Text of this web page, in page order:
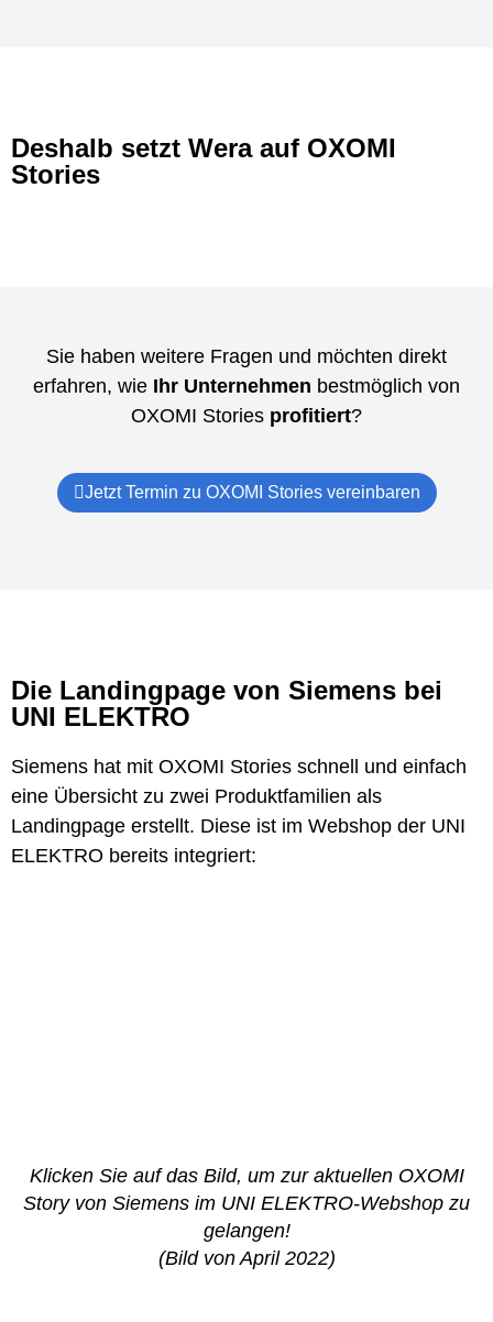
Deshalb setzt Wera auf OXOMI
Stories
Sie haben weitere Fragen und möchten direkt
erfahren, wie Ihr Unternehmen bestmöglich von
OXOMI Stories profitiert?
Jetzt Termin zu OXOMI Stories vereinbaren
Die Landingpage von Siemens bei
UNI ELEKTRO
Siemens hat mit OXOMI Stories schnell und einfach
eine Übersicht zu zwei Produktfamilien als
Landingpage erstellt. Diese ist im Webshop der UNI
ELEKTRO bereits integriert:
Klicken Sie auf das Bild, um zur aktuellen OXOMI
Story von Siemens im UNI ELEKTRO-Webshop zu
gelangen!
(Bild von April 2022)